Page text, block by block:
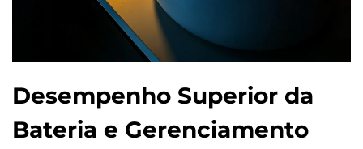
Desempenho Superior da
Bateria e Gerenciamento